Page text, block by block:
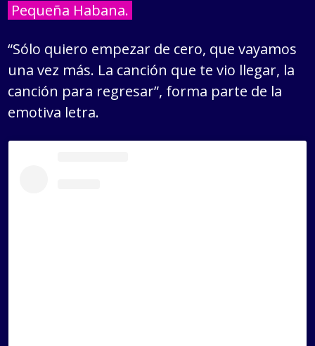
Pequeña Habana.
“Sólo quiero empezar de cero, que vayamos
una vez más. La canción que te vio llegar, la
canción para regresar”, forma parte de la
emotiva letra.